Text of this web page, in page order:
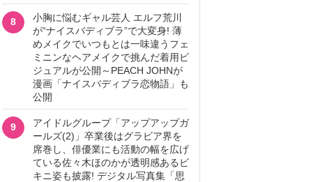
8
小胸に悩むギャル芸人 エルフ荒川
が“ナイスバディブラ”で大変身! 薄
めメイクでいつもとは一味違うフェ
ミニンなヘアメイクで挑んだ着用ビ
ジュアルが公開～PEACH JOHNが
漫画「ナイスバディブラ恋物語」も
公開
9
アイドルグループ「アップアップガ
ールズ(2)」卒業後はグラビア界を
席巻し、俳優業にも活動の幅を広げ
ている佐々木ほのかが透明感あるビ
キニ姿も披露! デジタル写真集「思